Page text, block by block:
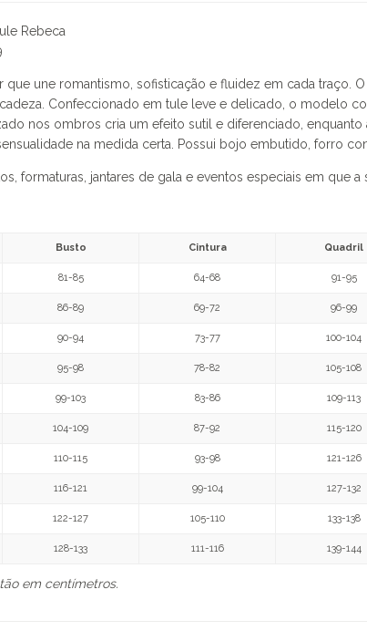
Rebeca
que une romantismo, sofisticação e fluidez em cada traço.
Confeccionado em tule leve e delicado, o modelo
nos ombros cria um efeito sutil e diferenciado,
na medida certa. Possui bojo embutido, forro
formaturas, jantares de gala e eventos especiais em que
Busto Cintura Quadril
81-85 64-68 91-95
86-89 69-72 96-99
90-94 73-77 100-104
95-98 78-82 105-108
99-103 83-86 109-113
104-109 87-92 115-120
110-115 93-98 121-126
116-121 99-104 127-132
122-127 105-110 133-138
128-133 111-116 139-144
em centímetros.